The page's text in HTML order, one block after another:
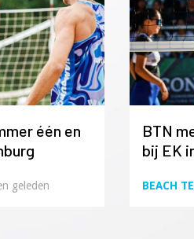
één en
geleden
BTN
bij EK
BEACH